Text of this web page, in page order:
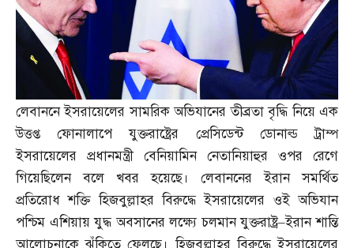
লেবাননে ইসরায়েলের সামরিক অভিযানের তীব্রতা বৃদ্ধি নিয়ে এক
উত্তপ্ত ফোনালাপে যুক্তরাষ্ট্রের প্রেসিডেন্ট ডোনাল্ড ট্রাম্প
ইসরায়েলের প্রধানমন্ত্রী বেনিয়ামিন নেতানিয়াহুর ওপর রেগে
গিয়েছিলেন বলে খবর হয়েছে। লেবাননের ইরান সমর্থিত
প্রতিরোধ শক্তি হিজবুল্লাহর বিরুদ্ধে ইসরায়েলের ওই অভিযান
পশ্চিম এশিয়ায় যুদ্ধ অবসানের লক্ষ্যে চলমান যুক্তরাষ্ট্র–ইরান শান্তি
আলোচনাকে ঝুঁকিতে ফেলছে। হিজবুল্লাহর বিরুদ্ধে ইসরায়েলের